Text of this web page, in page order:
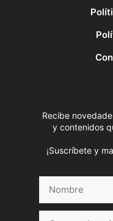
Recibe
y contenidos
¡Suscríbete y